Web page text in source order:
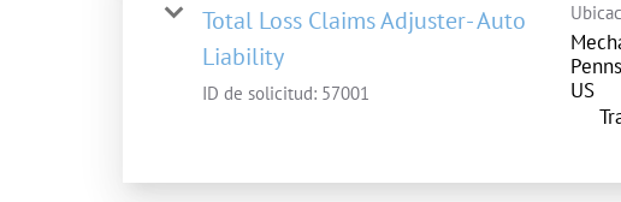
Total Loss Claims Adjuster- Auto
Liability
ID de solicitud: 57001